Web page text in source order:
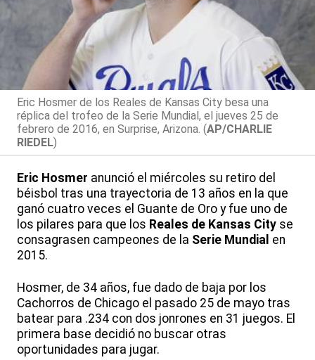
Eric Hosmer de los Reales de Kansas City besa una
réplica del trofeo de la Serie Mundial, el jueves 25 de
febrero de 2016, en Surprise, Arizona. (AP/CHARLIE
RIEDEL)
Eric Hosmer anunció el miércoles su retiro del
béisbol tras una trayectoria de 13 años en la que
ganó cuatro veces el Guante de Oro y fue uno de
los pilares para que los Reales de Kansas City se
consagrasen campeones de la Serie Mundial en
2015.
Hosmer, de 34 años, fue dado de baja por los
Cachorros de Chicago el pasado 25 de mayo tras
batear para .234 con dos jonrones en 31 juegos. El
primera base decidió no buscar otras
oportunidades para jugar.